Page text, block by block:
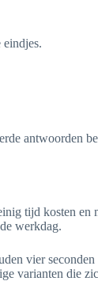
antwoorden
tijd kosten
werkdag.
vier
varianten die